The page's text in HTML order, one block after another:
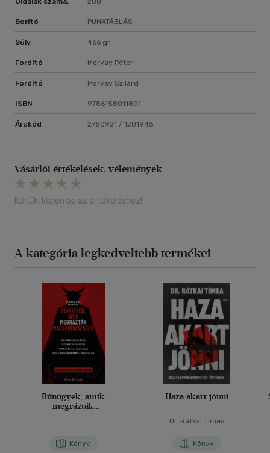
Borító PUHATÁBLÁS
Súly 466 gr
Fordító Morvay Péter
Fordító Morvay Szilárd
ISBN 9786158011891
Árukód 2750921 / 1201945
Vásárlói értékelések, vélemények
Kérjük, lépjen be az értékeléshez!
A kategória legkedveltebb termékei
Bűnügyek, amik
megrázták
Könyv
Haza akart jönni
Dr. Rátkai Tímea
Könyv